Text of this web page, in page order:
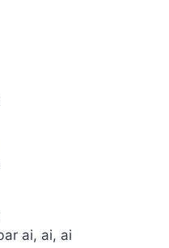
ai, ai, ai